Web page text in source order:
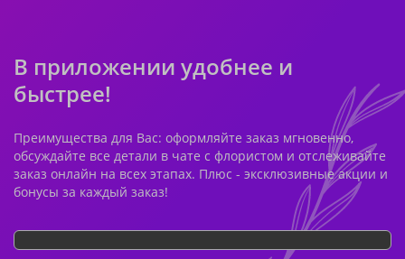
В приложении удобнее и
быстрее!
Преимущества для Вас: оформляйте заказ мгновенно,
обсуждайте все детали в чате с флористом и отслеживайте
заказ онлайн на всех этапах. Плюс - эксклюзивные акции и
бонусы за каждый заказ!